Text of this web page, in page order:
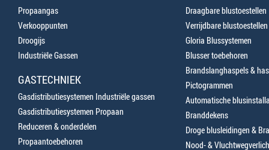
Propaangas
Verkooppunten
Droogijs
Industriële Gassen
GASTECHNIEK
Gasdistributiesystemen Industriële gassen
Gasdistributiesystemen Propaan
Reduceren & onderdelen
Propaantoebehoren
Draagbare blustoestellen
Verrijdbare blustoestellen
Gloria Blussystemen
Blusser toebehoren
Brandslanghaspels &
Pictogrammen
Automatische
Branddekens
Droge blusleidingen &
Nood- &